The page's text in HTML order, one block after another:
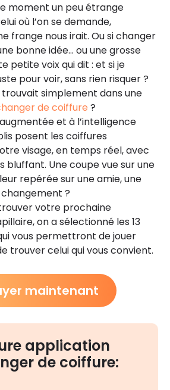
moment un peu étrange
où l’on se demande,
frange nous irait. Ou si changer
bonne idée… ou une grosse
petite voix qui dit : et si je
pour voir, sans rien risquer ?
trouvait simplement dans une
de coiffure ?
et à l’intelligence
posent les coiffures
visage, en temps réel, avec
bluffant. Une coupe vue sur une
repérée sur une amie, une
?
votre prochaine
on a sélectionné les 13
vous permettront de jouer
trouver celui qui vous convient.
maintenant
application
de coiffure: